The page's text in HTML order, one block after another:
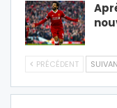
PRÉCÉDENT